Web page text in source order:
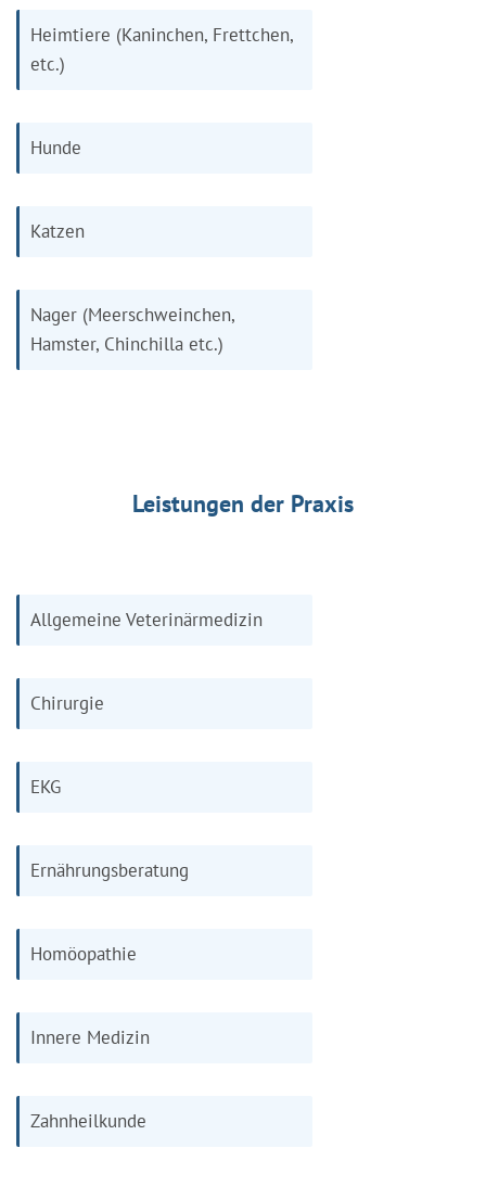
Heimtiere (Kaninchen, Frettchen,
etc.)
Hunde
Katzen
Nager (Meerschweinchen,
Hamster, Chinchilla etc.)
Leistungen der Praxis
Allgemeine Veterinärmedizin
Chirurgie
EKG
Ernährungsberatung
Homöopathie
Innere Medizin
Zahnheilkunde